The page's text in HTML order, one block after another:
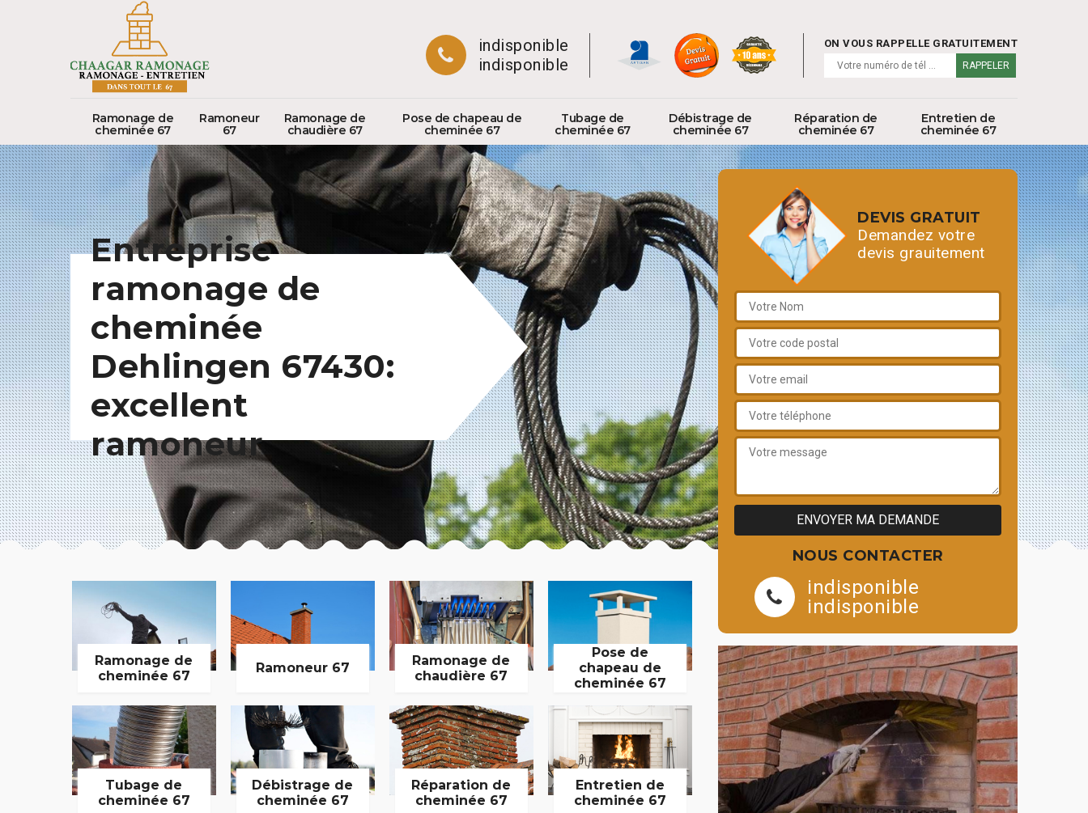
indisponible
indisponible
ON VOUS RAPPELLE GRATUITEMENT
Ramonage de
cheminée 67
Ramoneur
67
Ramonage de
chaudière 67
Pose de chapeau de
cheminée 67
Tubage de
cheminée 67
Débistrage de
cheminée 67
Réparation de
cheminée 67
Entretien de
cheminée 67
Entreprise
ramonage de
cheminée
Dehlingen 67430:
excellent
ramoneur
Ramonage de
cheminée 67
Ramoneur 67
Ramonage de
chaudière 67
Pose de
chapeau de
cheminée 67
Tubage de
cheminée 67
Débistrage de
cheminée 67
Réparation de
cheminée 67
Entretien de
cheminée 67
DEVIS GRATUIT
Demandez votre
devis grauitement
NOUS CONTACTER
indisponible
indisponible